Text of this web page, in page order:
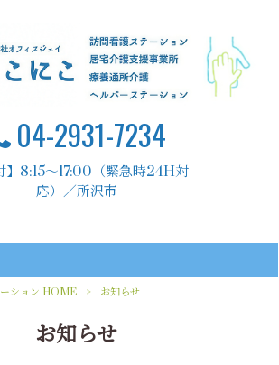
04-2931-7234
】8:15～17:00（緊急時24H対
応）／所沢市
ション HOME > お知らせ
お知らせ